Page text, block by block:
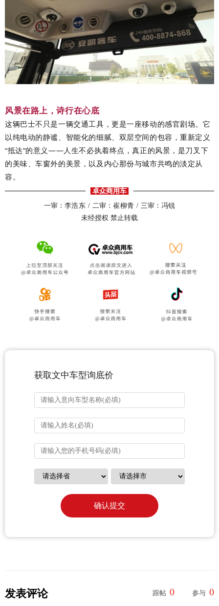
风景在路上，诗行在心底
这辆巴士不只是一辆交通工具，更是一座移动的感官剧场。它
以纯电动的静谧、智能化的细腻、双层空间的包容，重新定义
“抵达”的意义——人生不必执着终点，真正的风景，是刀叉下
的美味、车窗外的美景，以及内心那份与城市共鸣的淡定从
容。
卓众商用车
一审： 李浩东 / 二审： 崔柳青 / 三审：冯锐
未经授权 禁止转载
获取文中车型询底价
确认提交
发表评论 跟帖 0 参与 0